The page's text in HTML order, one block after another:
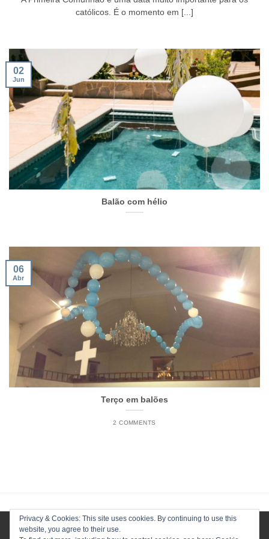
católicos. É o momento em [...]
Balão com hélio
02
Jun
Terço em balões
2 COMMENTS
06
Abr
Privacy & Cookies: This site uses cookies. By continuing to use this
website, you agree to their use.